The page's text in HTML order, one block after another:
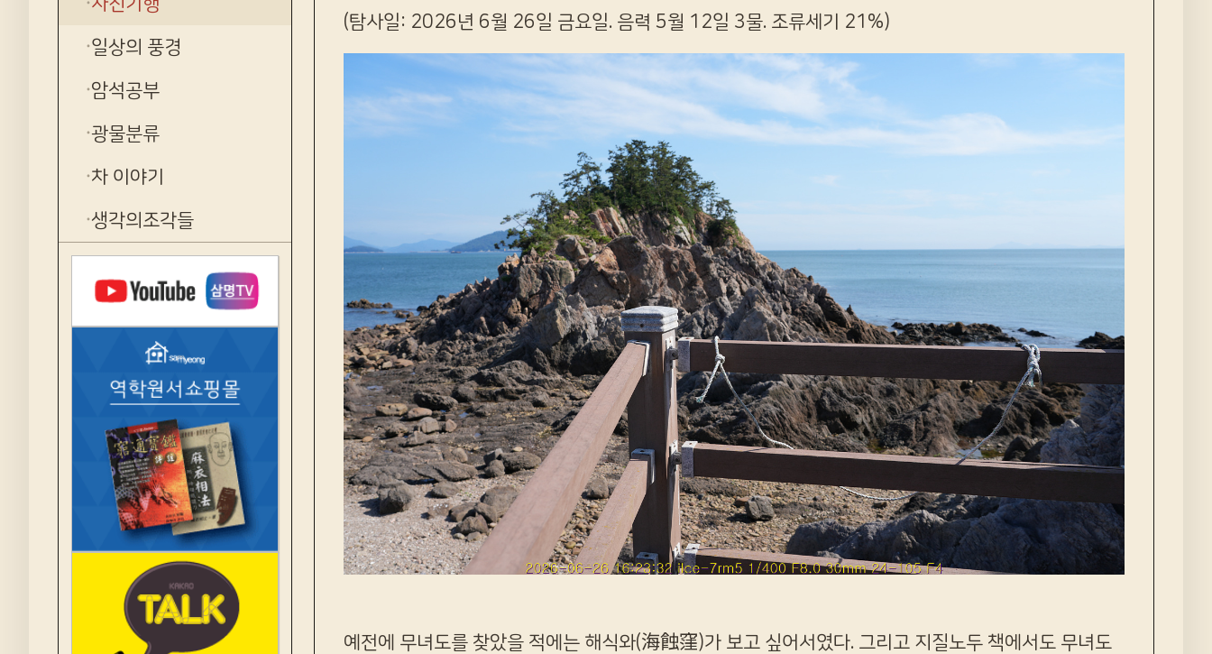
일상의 풍경
암석공부
광물분류
차 이야기
생각의조각들
(탐사일: 2026년 6월 26일 금요일. 음력 5월 12일 3물. 조류세기 21%)
예전에 무녀도를 찾았을 적에는 해식와(海蝕窪)가 보고 싶어서였다. 그리고 지질노두 책에서도 무녀도